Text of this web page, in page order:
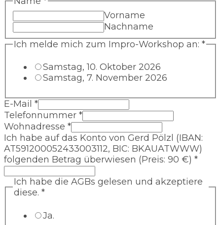
Vorname
Nachname
Ich melde mich zum Impro-Workshop an: *
Samstag, 10. Oktober 2026
Samstag, 7. November 2026
E-Mail *
Telefonnummer *
Wohnadresse *
Ich habe auf das Konto von Gerd Pölzl (IBAN:
AT591200052433003112, BIC: BKAUATWWW)
folgenden Betrag überwiesen (Preis: 90 €) *
Ich habe die AGBs gelesen und akzeptiere
diese. *
Ja.